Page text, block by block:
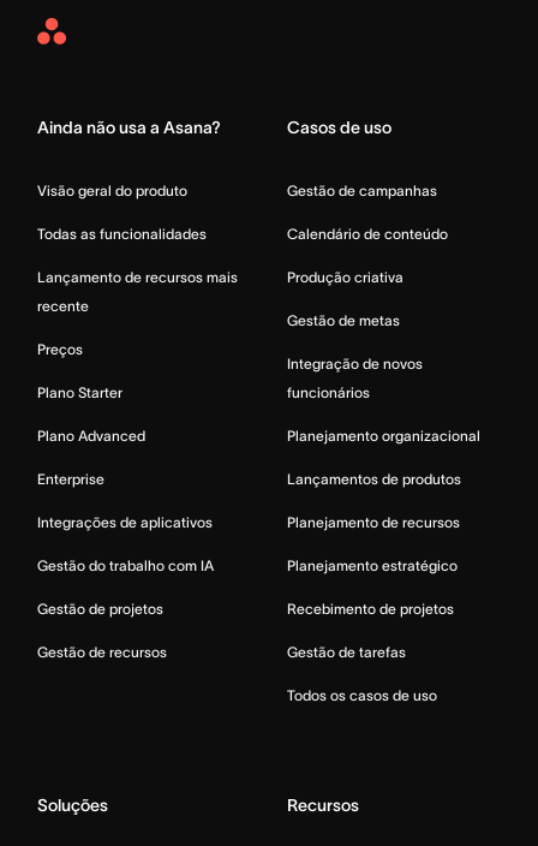
Asana
Ainda não usa a Asana?
Visão geral do produto
Todas as funcionalidades
Lançamento de recursos mais
recente
Preços
Plano Starter
Plano Advanced
Enterprise
Integrações de aplicativos
Gestão do trabalho com IA
Gestão de projetos
Gestão de recursos
Casos de uso
Gestão de campanhas
Calendário de conteúdo
Produção criativa
Gestão de metas
Integração de novos
funcionários
Planejamento organizacional
Lançamentos de produtos
Planejamento de recursos
Planejamento estratégico
Recebimento de projetos
Gestão de tarefas
Todos os casos de uso
Soluções Recursos